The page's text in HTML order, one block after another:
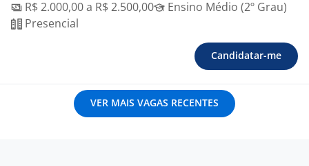
R$ 2.000,00 a R$ 2.500,00
Ensino Médio (2º Grau)
Presencial
Candidatar-me
VER MAIS VAGAS RECENTES